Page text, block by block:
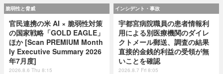
脆弱性と脅威
官民連携の米 AI × 脆弱性対策
の国家戦略「GOLD EAGLE」
ほか [Scan PREMIUM Month
ly Executive Summary 2026
年7月度]
2026.8.6 Thu 8:15
インシデント・事故
宇都宮病院職員の患者情報利
用による別医療機関のダイレ
クトメール郵送、調査の結果
直接的金銭的利益の受領が無
いことを確認
2026.8.7 Fri 8:05